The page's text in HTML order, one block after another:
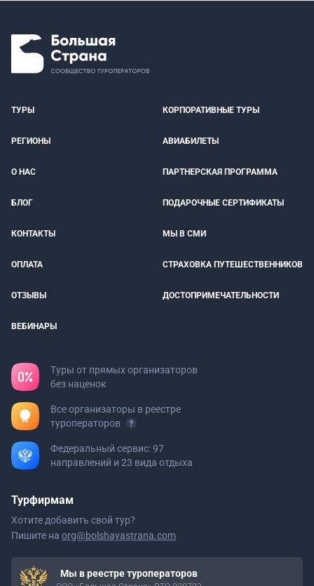
ТУРЫ КОРПОРАТИВНЫЕ ТУРЫ
РЕГИОНЫ АВИАБИЛЕТЫ
О НАС ПАРТНЕРСКАЯ ПРОГРАММА
БЛОГ ПОДАРОЧНЫЕ СЕРТИФИКАТЫ
КОНТАКТЫ МЫ В СМИ
ОПЛАТА СТРАХОВКА ПУТЕШЕСТВЕННИКОВ
ОТЗЫВЫ ДОСТОПРИМЕЧАТЕЛЬНОСТИ
ВЕБИНАРЫ
Туры от прямых организаторов
без наценок
Все организаторы в реестре
туроператоров
Федеральный сервис: 97
направлений и 23 вида отдыха
Турфирмам
Хотите добавить свой тур?
Пишите на org@bolshayastrana.com
Мы в реестре туроператоров